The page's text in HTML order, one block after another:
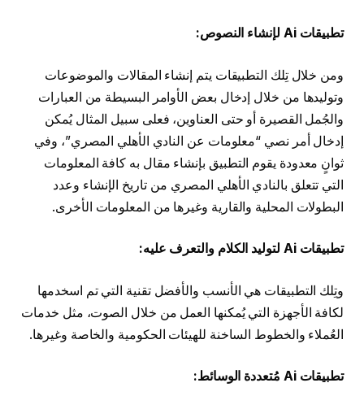
تطبيقات Ai لإنشاء النصوص:
ومن خلال تِلك التطبيقات يتم إنشاء المقالات والموضوعات
وتوليدها من خلال إدخال بعض الأوامر البسيطة من العبارات
والجُمل القصيرة أو حتى العناوين، فعلى سبيل المثال يُمكن
إدخال أمر نصي “معلومات عن النادي الأهلي المصري”، وفي
ثوانٍ معدودة يقوم التطبيق بإنشاء مقال به كافة المعلومات
التي تتعلق بالنادي الأهلي المصري من تاريخ الإنشاء وعدد
البطولات المحلية والقارية وغيرها من المعلومات الأخرى.
تطبيقاتAi لتوليد الكلام والتعرف عليه:
وتِلك التطبيقات هي الأنسب والأفضل تقنية التي تم اسخدمها
لكافة الأجهزة التي يُمكنها العمل من خلال الصوت، مثل خدمات
العُملاء والخطوط الساخنة للهيئات الحكومية والخاصة وغيرها.
تطبيقاتAi مُتعددة الوسائط: